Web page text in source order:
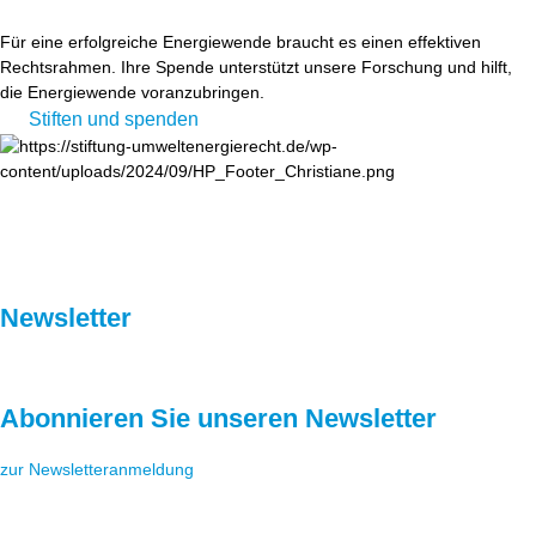
Für eine erfolgreiche Energiewende braucht es einen effektiven
Rechtsrahmen. Ihre Spende unterstützt unsere Forschung und hilft,
die Energiewende voranzubringen.
Stiften und spenden
Newsletter
Abonnieren Sie unseren Newsletter
zur Newsletteranmeldung